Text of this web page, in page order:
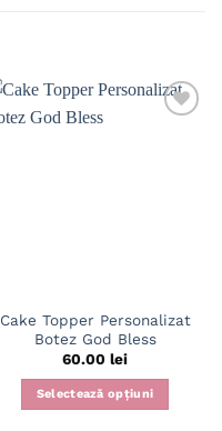
Cake Topper Personalizat
Botez God Bless
60.00 lei
Selectează opțiuni